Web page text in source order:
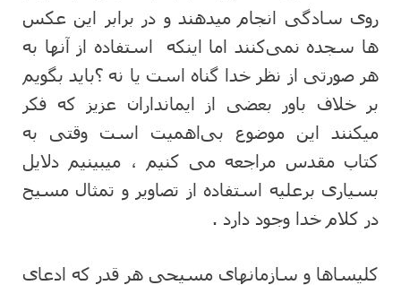
روی سادگی انجام میدهند و در برابر این عکس
ها سجده نمی‌کنند اما اینکه استفاده از آنها به
هر صورتی از نظر خدا گناه است یا نه ؟باید بگویم
بر خلاف باور بعضی از ایمانداران عزیز که فکر
میکنند این موضوع بی‌اهمیت است وقتی به
کتاب مقدس مراجعه می کنیم ، میبینیم دلایل
بسیاری برعلیه استفاده از تصاویر و تمثال مسیح
در کلام خدا وجود دارد .
کلیساها و سازمانهای مسیحی هر قدر که ادعای